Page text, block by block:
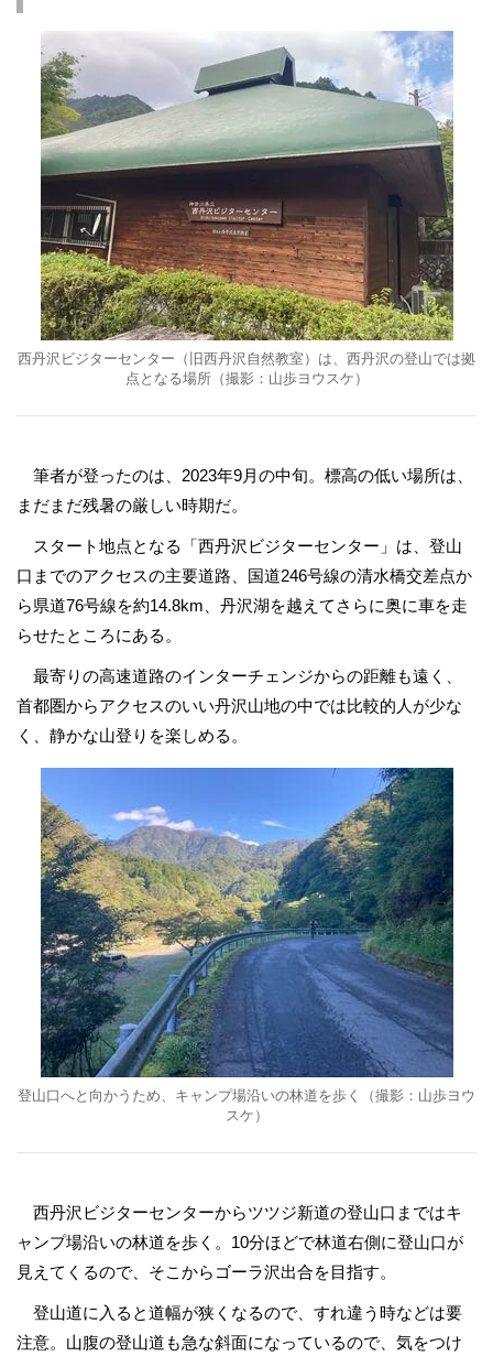
西丹沢ビジターセンター（旧西丹沢自然教室）は、西丹沢の登山では拠
点となる場所（撮影：山歩ヨウスケ）
筆者が登ったのは、2023年9月の中旬。標高の低い場所は、
まだまだ残暑の厳しい時期だ。
スタート地点となる「西丹沢ビジターセンター」は、登山
口までのアクセスの主要道路、国道246号線の清水橋交差点か
ら県道76号線を約14.8km、丹沢湖を越えてさらに奥に車を走
らせたところにある。
最寄りの高速道路のインターチェンジからの距離も遠く、
首都圏からアクセスのいい丹沢山地の中では比較的人が少な
く、静かな山登りを楽しめる。
登山口へと向かうため、キャンプ場沿いの林道を歩く（撮影：山歩ヨウ
スケ）
西丹沢ビジターセンターからツツジ新道の登山口まではキ
ャンプ場沿いの林道を歩く。10分ほどで林道右側に登山口が
見えてくるので、そこからゴーラ沢出合を目指す。
登山道に入ると道幅が狭くなるので、すれ違う時などは要
注意。山腹の登山道も急な斜面になっているので、気をつけ